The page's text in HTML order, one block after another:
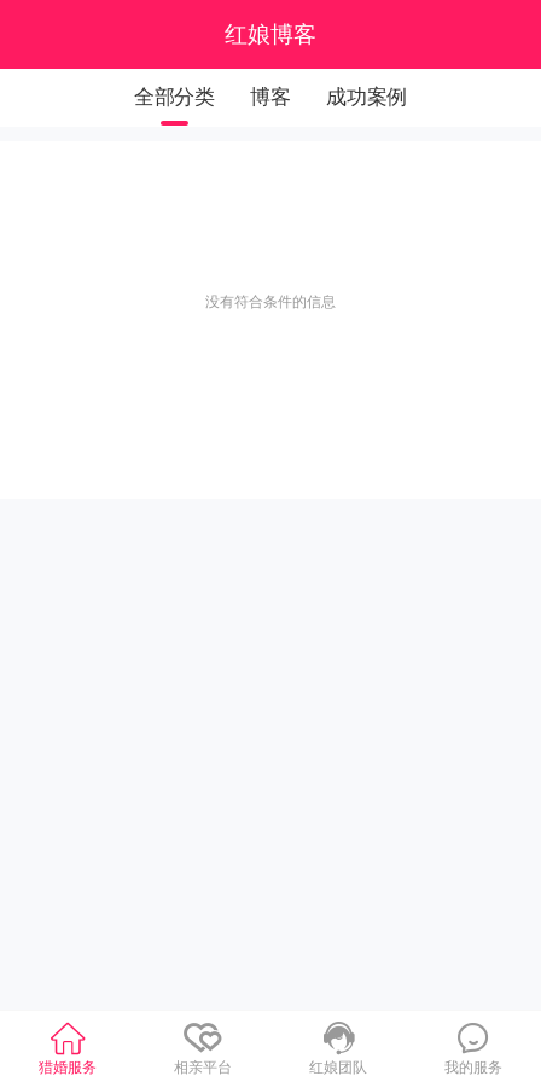
红娘博客
全部分类 博客 成功案例
没有符合条件的信息
猎婚服务 相亲平台 红娘团队 我的服务